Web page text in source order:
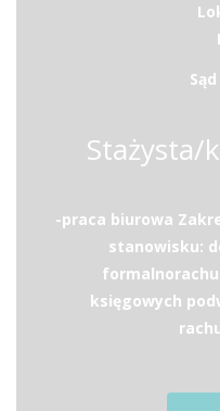
Stażysta/
-praca biurowa
stanowisku:
księgowych